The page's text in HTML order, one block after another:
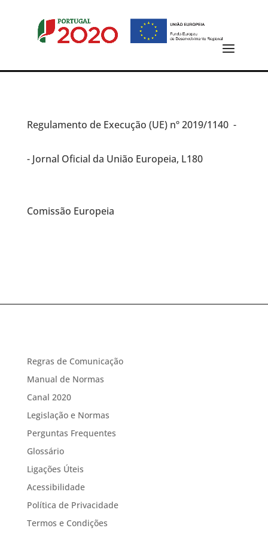
Regulamento de Execução (UE) nº 2019/1140 -
- Jornal Oficial da União Europeia, L180
Comissão Europeia
Regras de Comunicação
Manual de Normas
Canal 2020
Legislação e Normas
Perguntas Frequentes
Glossário
Ligações Úteis
Acessibilidade
Política de Privacidade
Termos e Condições